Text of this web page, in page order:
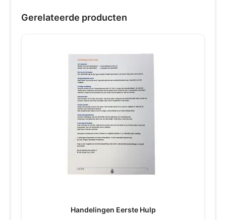
Gerelateerde producten
Handelingen Eerste Hulp